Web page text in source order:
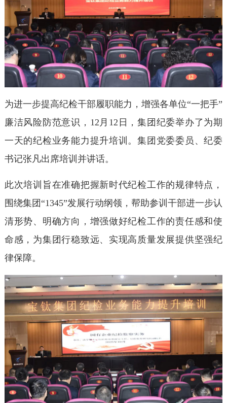
为进一步提高纪检干部履职能力，增强各单位“一把手”
廉洁风险防范意识，12月12日，集团纪委举办了为期
一天的纪检业务能力提升培训。集团党委委员、纪委
书记张凡出席培训并讲话。
此次培训旨在准确把握新时代纪检工作的规律特点，
围绕集团“1345”发展行动纲领，帮助参训干部进一步认
清形势、明确方向，增强做好纪检工作的责任感和使
命感，为集团行稳致远、实现高质量发展提供坚强纪
律保障。